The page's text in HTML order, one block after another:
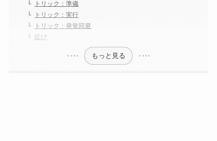
トリック：準備
トリック：実行
トリック：発覚回避
綻び
もっと見る